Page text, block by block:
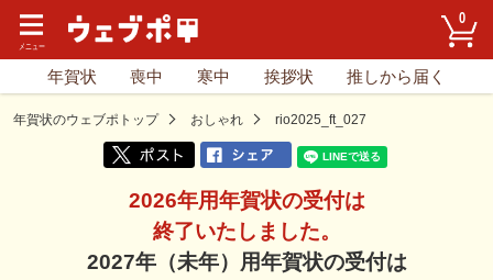
0
年賀状 喪中 寒中 挨拶状 推しから届く
年賀状のウェブポトップ おしゃれ rio2025_ft_027
2026年用年賀状の受付は
終了いたしました。
2027年（未年）用年賀状の受付は